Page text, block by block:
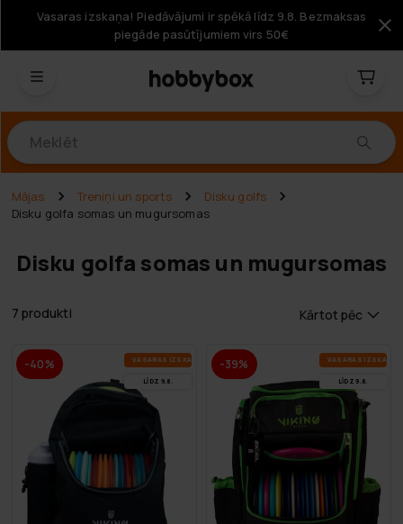
Vasaras izskaņa! Piedāvājumi ir spēkā līdz 9.8. Bezmaksas
piegāde pasūtījumiem virs 50€
Mājas Treniņi un sports
Disku golfs
Disku golfa somas un mugursomas
Disku golfa somas un mugursomas
7 produkti Kārtot pēc
-40% VA­SA­RAS IZ­SKA­ŅA
LĪDZ 9.8.
-39% VA­SA­RAS IZ­SKA­ŅA
LĪDZ 9.8.